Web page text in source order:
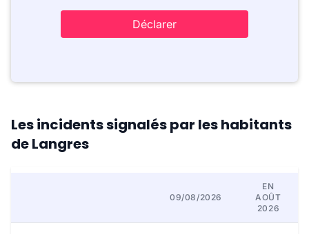
Déclarer
Les incidents signalés par les habitants
de Langres
09/08/2026
EN
AOÛT
2026